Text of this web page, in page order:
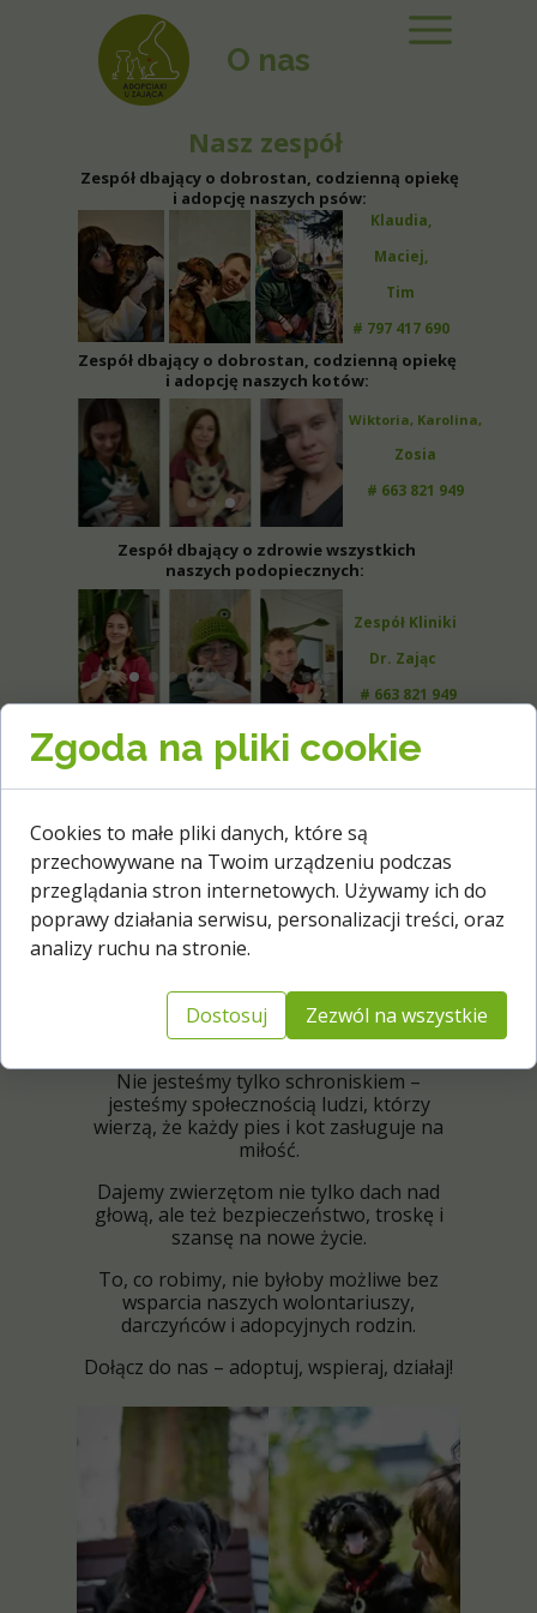
O nas
Zespół Kliniki
Dr. Zając
# 663 821 949
Wiktoria, Karolina,
Zosia
# 663 821 949
Klaudia,
Maciej,
Tim
# 797 417 690
Nasz zespół
Zespół dbający o zdrowie wszystkich
naszych podopiecznych:
Zespół dbający o dobrostan, codzienną opiekę
i adopcję naszych kotów:
Zespół dbający o dobrostan, codzienną opiekę
i adopcję naszych psów:
Do czego dążymy?
Ratujemy, leczymy i uczymy, by każde
zwierzę miało szansę na kochający dom.
Walczymy z bezdomnością, edukujemy i
promujemy odpowiedzialną adopcję.
Chcemy świata, w którym nikt nie
porzuca zwierząt, a każde ma swoje
miejsce i człowieka u boku.
Nie jesteśmy tylko schroniskiem –
jesteśmy społecznością ludzi, którzy
wierzą, że każdy pies i kot zasługuje na
miłość.
Dajemy zwierzętom nie tylko dach nad
głową, ale też bezpieczeństwo, troskę i
szansę na nowe życie.
To, co robimy, nie byłoby możliwe bez
wsparcia naszych wolontariuszy,
darczyńców i adopcyjnych rodzin.
Dołącz do nas – adoptuj, wspieraj, działaj!
Zgoda na pliki cookie
Cookies to małe pliki danych, które są
przechowywane na Twoim urządzeniu podczas
przeglądania stron internetowych. Używamy ich do
poprawy działania serwisu, personalizacji treści, oraz
analizy ruchu na stronie.
Dostosuj Zezwól na wszystkie